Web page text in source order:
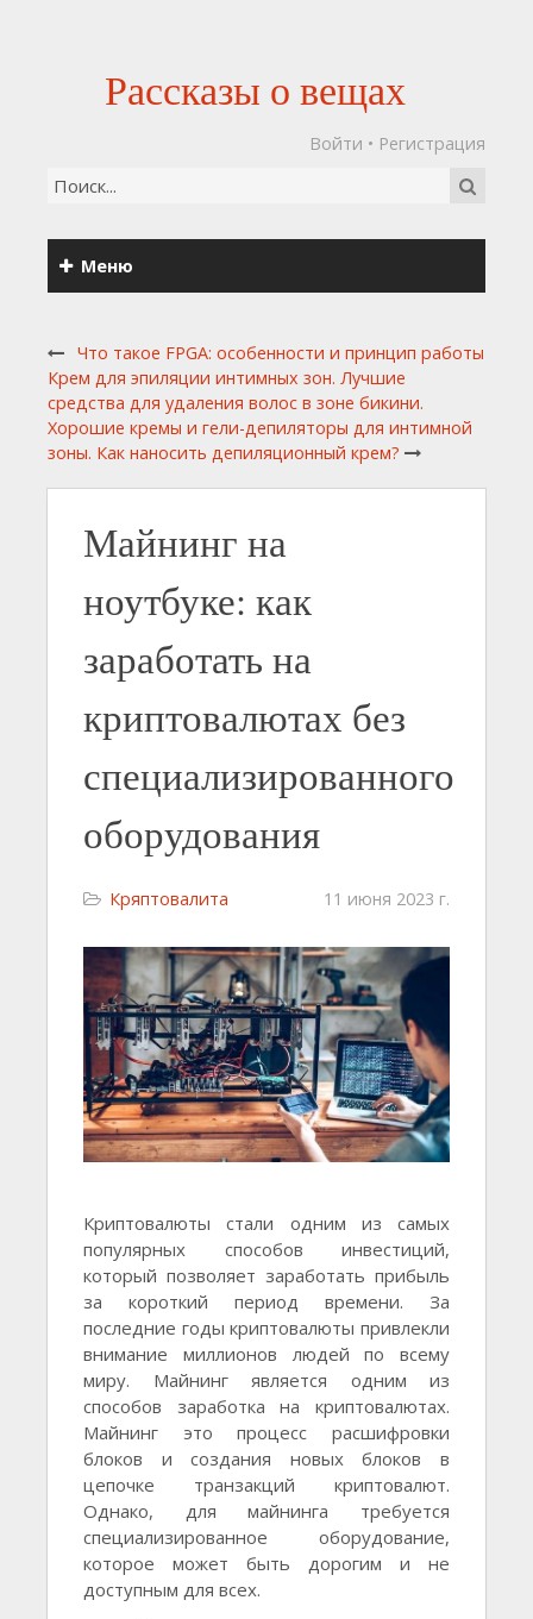
Рассказы о вещах
Войти • Регистрация
Меню
Что такое FPGA: особенности и принцип работы
Крем для эпиляции интимных зон. Лучшие
средства для удаления волос в зоне бикини.
Хорошие кремы и гели-депиляторы для интимной
зоны. Как наносить депиляционный крем?
Майнинг на
ноутбуке: как
заработать на
криптовалютах без
специализированного
оборудования
Кряптовалита 11 июня 2023 г.
Криптовалюты стали одним из самых
популярных способов инвестиций,
который позволяет заработать прибыль
за короткий период времени. За
последние годы криптовалюты привлекли
внимание миллионов людей по всему
миру. Майнинг является одним из
способов заработка на криптовалютах.
Майнинг это процесс расшифровки
блоков и создания новых блоков в
цепочке транзакций криптовалют.
Однако, для майнинга требуется
специализированное оборудование,
которое может быть дорогим и не
доступным для всех.